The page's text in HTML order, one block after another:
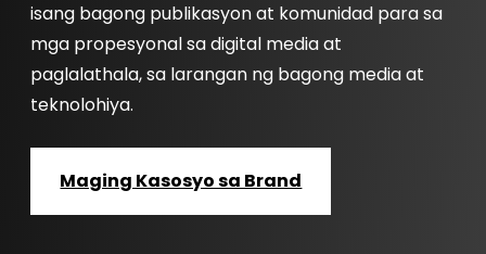
isang bagong publikasyon at komunidad para sa
mga propesyonal sa digital media at
paglalathala, sa larangan ng bagong media at
teknolohiya.
Maging Kasosyo sa Brand